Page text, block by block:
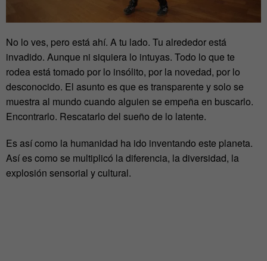
No lo ves, pero está ahí. A tu lado. Tu alrededor está
invadido. Aunque ni siquiera lo intuyas. Todo lo que te
rodea está tomado por lo insólito, por la novedad, por lo
desconocido. El asunto es que es transparente y solo se
muestra al mundo cuando alguien se empeña en buscarlo.
Encontrarlo. Rescatarlo del sueño de lo latente.
Es así como la humanidad ha ido inventando este planeta.
Así es como se multiplicó la diferencia, la diversidad, la
explosión sensorial y cultural.